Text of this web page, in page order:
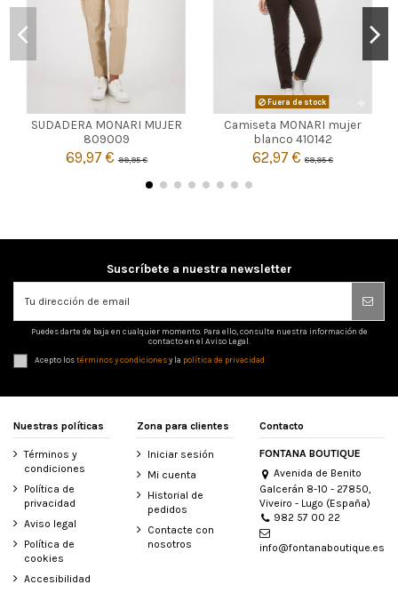
SUDADERA MONARI MUJER
809009
69,97 €99,95 €
AZUL MARINO
36

Fuera de stock
Camiseta MONARI mujer
blanco 410142
62,97 € 89,95 €
 Agotado
Suscríbete a nuestra newsletter
Puedes darte de baja en cualquier momento. Para ello, consulte nuestra información de
contacto en el Aviso Legal.
Acepto lostérminos y condicionesy la política de privacidad
Nuestras políticas
Términos y
condiciones
Política de
privacidad
Aviso legal
Política de
cookies
Accesibilidad
Zona para clientes
Iniciar sesión
Mi cuenta
Historial de
pedidos
Contacte con
nosotros
Contacto
FONTANA BOUTIQUE
Avenida de Benito
Galcerán 8-10 - 27850,
Viveiro - Lugo (España)
982 57 00 22
info@fontanaboutique.es